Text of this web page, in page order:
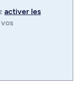
activer les